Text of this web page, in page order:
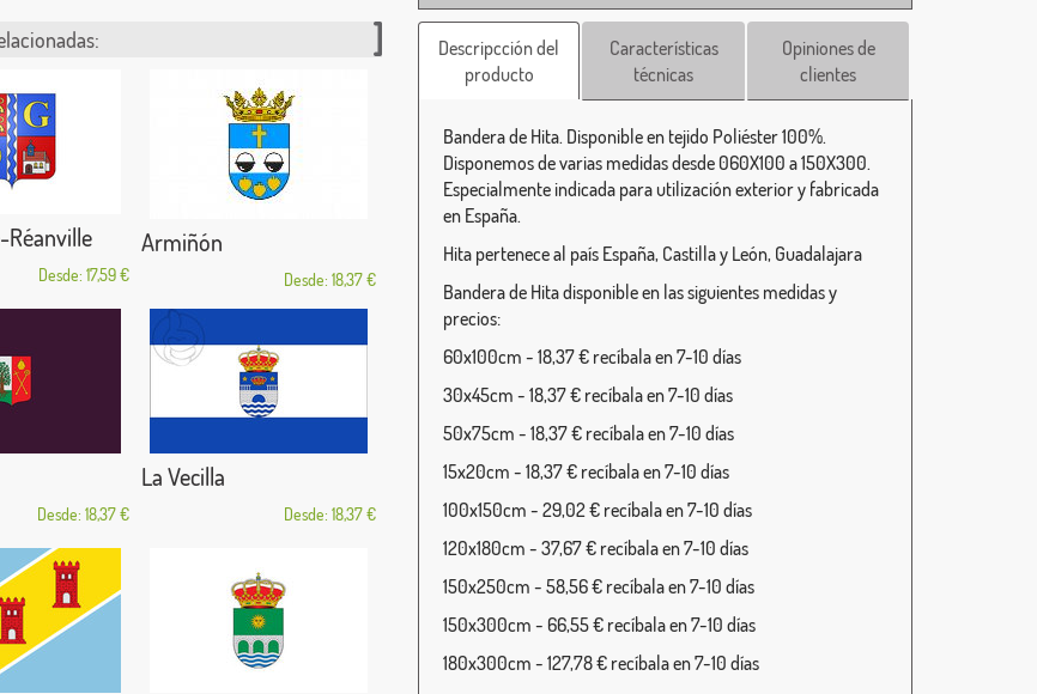
Réanville
Desde: 17,59 €
Armiñón
Desde: 18,37 €
Desde: 18,37 €
La Vecilla
Desde: 18,37 €
Descripcción del
producto
Características
técnicas
Opiniones de
clientes
Bandera de Hita. Disponible en tejido Poliéster 100%.
Disponemos de varias medidas desde 060X100 a 150X300.
Especialmente indicada para utilización exterior y fabricada
en España.
Hita pertenece al país España, Castilla y León, Guadalajara
Bandera de Hita disponible en las siguientes medidas y
precios:
60x100cm - 18,37 € recíbala en 7-10 días
30x45cm - 18,37 € recíbala en 7-10 días
50x75cm - 18,37 € recíbala en 7-10 días
15x20cm - 18,37 € recíbala en 7-10 días
100x150cm - 29,02 € recíbala en 7-10 días
120x180cm - 37,67 € recíbala en 7-10 días
150x250cm - 58,56 € recíbala en 7-10 días
150x300cm - 66,55 € recíbala en 7-10 días
180x300cm - 127,78 € recíbala en 7-10 días